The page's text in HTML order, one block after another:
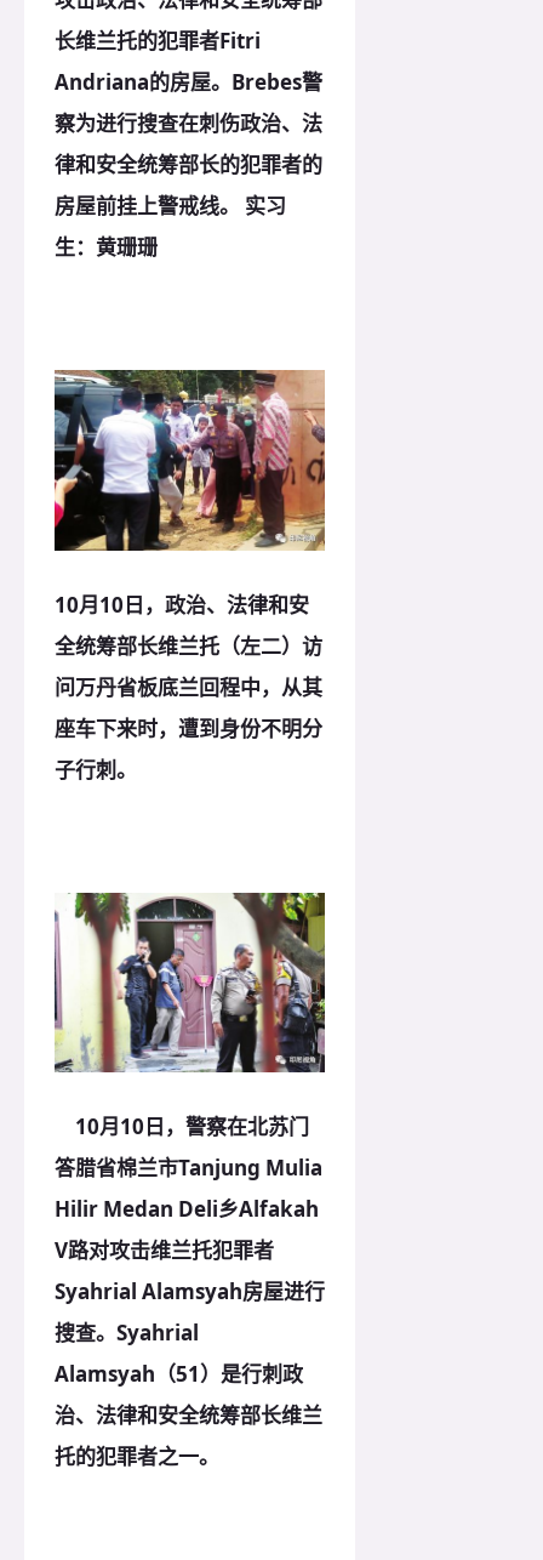
长维兰托的犯罪者Fitri
Andriana的房屋。Brebes警
察为进行搜查在刺伤政治、法
律和安全统筹部长的犯罪者的
房屋前挂上警戒线。 实习
生：黄珊珊
10月10日，政治、法律和安
全统筹部长维兰托（左二）访
问万丹省板底兰回程中，从其
座车下来时，遭到身份不明分
子行刺。
10月10日，警察在北苏门
答腊省棉兰市Tanjung Mulia
Hilir Medan Deli乡Alfakah
V路对攻击维兰托犯罪者
Syahrial Alamsyah房屋进行
搜查。Syahrial
Alamsyah（51）是行刺政
治、法律和安全统筹部长维兰
托的犯罪者之一。